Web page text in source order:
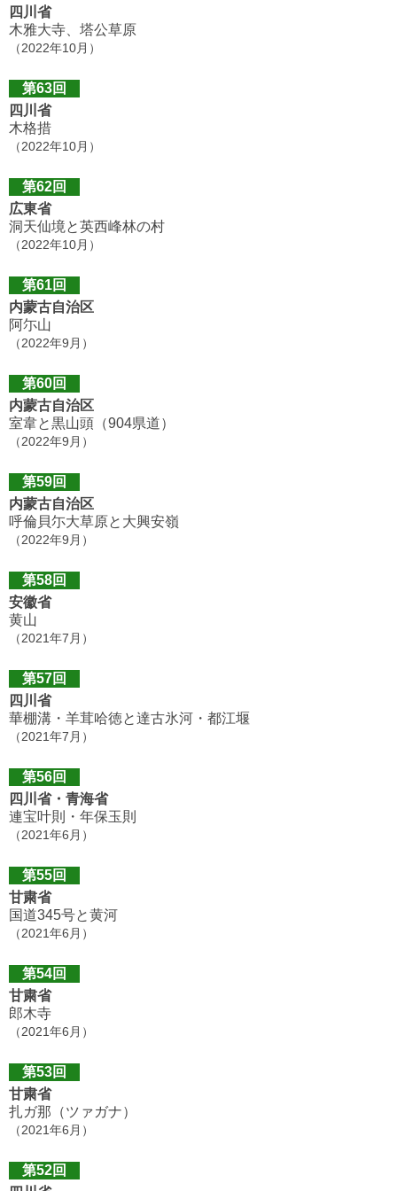
四川省
木雅大寺、塔公草原
（2022年10月）
第63回
四川省
木格措
（2022年10月）
第62回
広東省
洞天仙境と英西峰林の村
（2022年10月）
第61回
内蒙古自治区
阿尓山
（2022年9月）
第60回
内蒙古自治区
室韋と黒山頭（904県道）
（2022年9月）
第59回
内蒙古自治区
呼倫貝尓大草原と大興安嶺
（2022年9月）
第58回
安徽省
黄山
（2021年7月）
第57回
四川省
華棚溝・羊茸哈徳と達古氷河・都江堰
（2021年7月）
第56回
四川省・青海省
連宝叶則・年保玉則
（2021年6月）
第55回
甘粛省
国道345号と黄河
（2021年6月）
第54回
甘粛省
郎木寺
（2021年6月）
第53回
甘粛省
扎ガ那（ツァガナ）
（2021年6月）
第52回